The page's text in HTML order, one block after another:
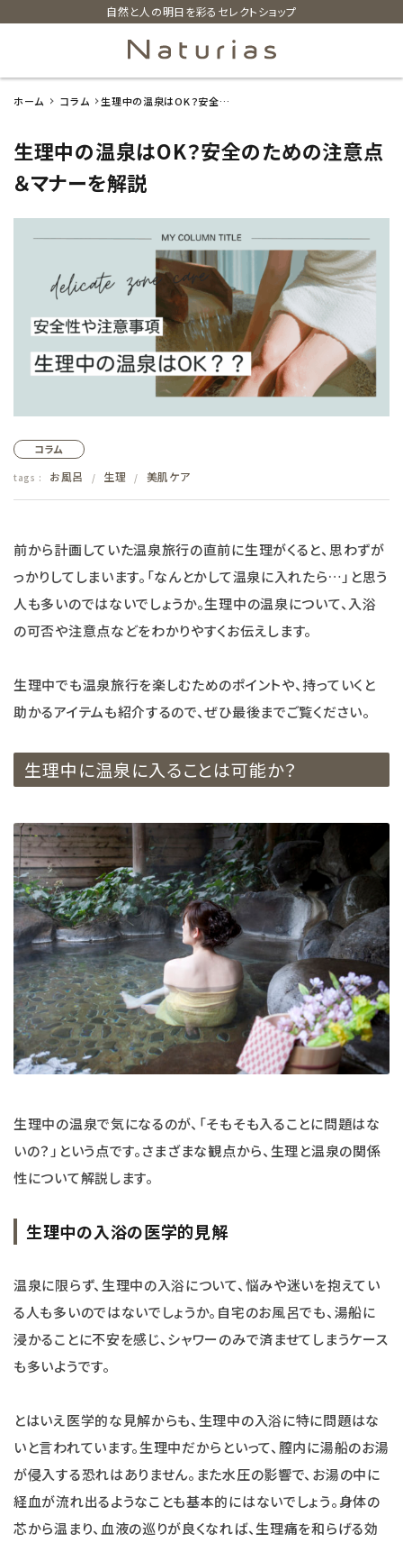
自然と人の明日を彩るセレクトショップ
ホーム
新着商品
衛生用品
フェムケア
インナー・下着・ナイトウェア
キッズ・ベビー・マタニティ
キッチン用品
フード
ブランド
ナチュラムーン
エコメイト
ナチュラプラス
アルマウィン
アルモニベルツ
コラム・特集
ホーム コラム
生理中の温泉はOK？安全の
生理中の温泉はOK？安全のための注意点
＆マナーを解説
コラム
tags : お風呂 / 生理 / 美肌ケア
前から計画していた温泉旅行の直前に生理がくると、思わずが
っかりしてしまいます。「なんとかして温泉に入れたら…」と思う
人も多いのではないでしょうか。生理中の温泉について、入浴
の可否や注意点などをわかりやすくお伝えします。
生理中でも温泉旅行を楽しむためのポイントや、持っていくと
助かるアイテムも紹介するので、ぜひ最後までご覧ください。
生理中に温泉に入ることは可能か？
生理中の温泉で気になるのが、「そもそも入ることに問題はな
いの？」という点です。さまざまな観点から、生理と温泉の関係
性について解説します。
生理中の入浴の医学的見解
温泉に限らず、生理中の入浴について、悩みや迷いを抱えてい
る人も多いのではないでしょうか。自宅のお風呂でも、湯船に
浸かることに不安を感じ、シャワーのみで済ませてしまうケース
も多いようです。
とはいえ医学的な見解からも、生理中の入浴に特に問題はな
いと言われています。生理中だからといって、膣内に湯船のお湯
が侵入する恐れはありません。また水圧の影響で、お湯の中に
経血が流れ出るようなことも基本的にはないでしょう。身体の
芯から温まり、血液の巡りが良くなれば、生理痛を和らげる効